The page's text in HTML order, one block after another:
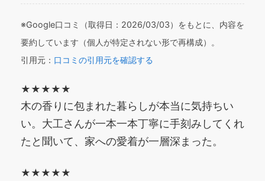
※Google口コミ（取得日：2026/03/03）をもとに、内容を
要約しています（個人が特定されない形で再構成）。
引用元： 口コミの引用元を確認する
★★★★★
木の香りに包まれた暮らしが本当に気持ちい
い。大工さんが一本一本丁寧に手刻みしてくれ
たと聞いて、家への愛着が一層深まった。
★★★★★